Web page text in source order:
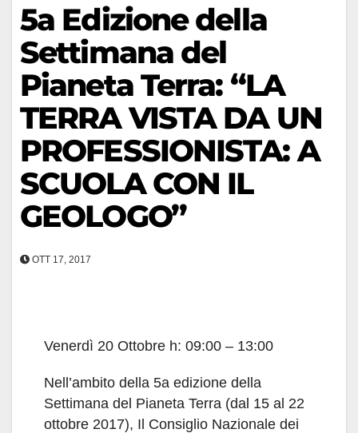
5a Edizione della
Settimana del
Pianeta Terra: “LA
TERRA VISTA DA UN
PROFESSIONISTA: A
SCUOLA CON IL
GEOLOGO”
OTT 17, 2017
Venerdì 20 Ottobre h: 09:00 – 13:00
Nell’ambito della 5a edizione della
Settimana del Pianeta Terra (dal 15 al 22
ottobre 2017), Il Consiglio Nazionale dei